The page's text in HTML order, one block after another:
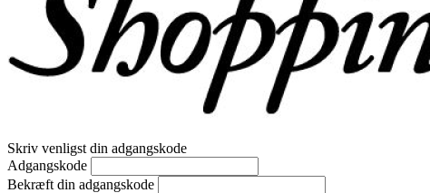
Skriv venligst din adgangskode
Adgangskode
Bekræft din adgangskode